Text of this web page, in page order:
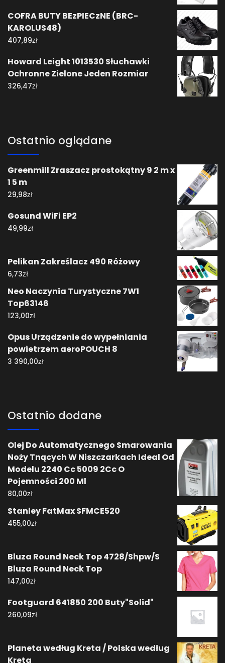
COFRA BUTY BEzPIECzNE (BRC-
KAROLUS48)
407,89zł
Howard Leight 1013530 Słuchawki
Ochronne Zielone Jeden Rozmiar
326,47zł
Ostatnio oglądane
Greenmill Zraszacz prostokątny 9 2 m x
1 5 m
29,98zł
Gosund WiFi EP2
49,99zł
Pelikan Zakreślacz 490 Różowy
6,73zł
Neo Naczynia Turystyczne 7W1
Top63146
123,00zł
Opus Urządzenie do wypełniania
powietrzem aeroPOUCH 8
3 390,00zł
Ostatnio dodane
Olej Do Automatycznego Smarowania
Noży Tnących W Niszczarkach Ideal Od
Modelu 2240 Cc 5009 2Cc O
Pojemności 200 Ml
80,00zł
Stanley FatMax SFMCE520
455,00zł
Bluza Round Neck Top 4728/Shpw/S
Bluza Round Neck Top
147,00zł
Footguard 641850 200 Buty"Solid"
260,09zł
Planeta według Kreta / Polska według
Kreta